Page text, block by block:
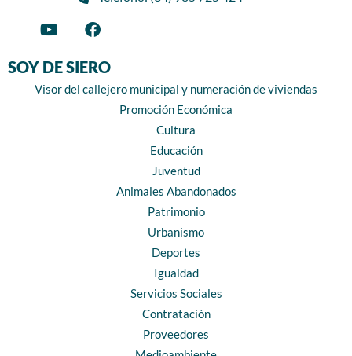
SOY DE SIERO
Visor del callejero municipal y numeración de viviendas
Promoción Económica
Cultura
Educación
Juventud
Animales Abandonados
Patrimonio
Urbanismo
Deportes
Igualdad
Servicios Sociales
Contratación
Proveedores